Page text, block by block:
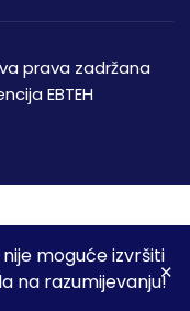
moguće izvršiti
na razumijevanju!
prava zadržana
EBTEH
Moj račun